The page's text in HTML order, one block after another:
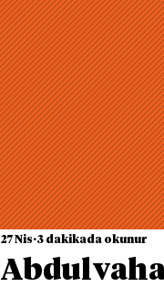
27 Nis 3 dakikada okunur